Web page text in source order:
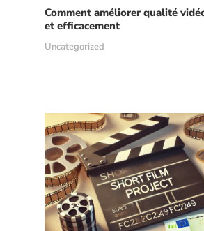
Comment améliorer qualité
et efficacement
Uncategorized